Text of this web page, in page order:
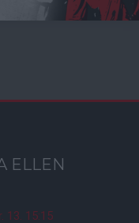
ELLEN
13. 15:15